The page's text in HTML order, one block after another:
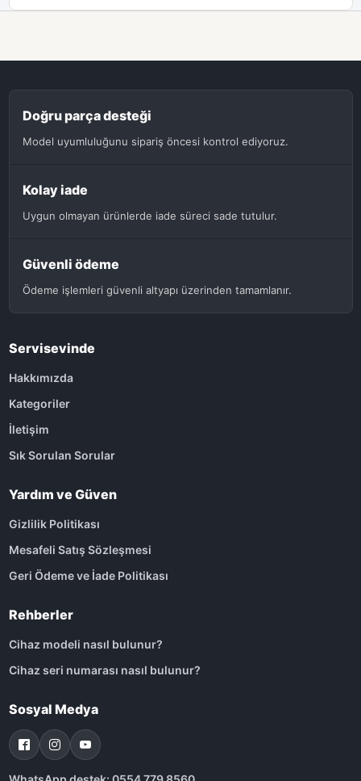
Doğru parça desteği
Model uyumluluğunu sipariş öncesi kontrol ediyoruz.
Kolay iade
Uygun olmayan ürünlerde iade süreci sade tutulur.
Güvenli ödeme
Ödeme işlemleri güvenli altyapı üzerinden tamamlanır.
Servisevinde
Hakkımızda
Kategoriler
İletişim
Sık Sorulan Sorular
Yardım ve Güven
Gizlilik Politikası
Mesafeli Satış Sözleşmesi
Geri Ödeme ve İade Politikası
Rehberler
Cihaz modeli nasıl bulunur?
Cihaz seri numarası nasıl bulunur?
Sosyal Medya